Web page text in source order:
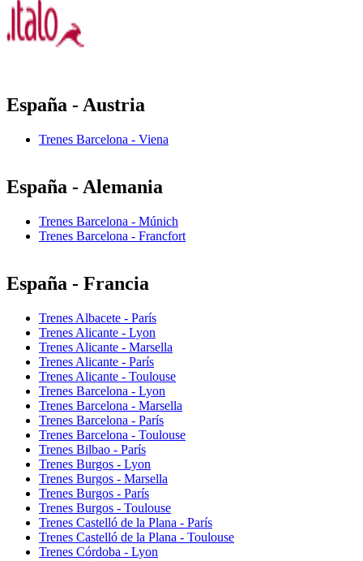
España - Austria
Trenes Barcelona - Viena
España - Alemania
Trenes Barcelona - Múnich
Trenes Barcelona - Francfort
España - Francia
Trenes Albacete - París
Trenes Alicante - Lyon
Trenes Alicante - Marsella
Trenes Alicante - París
Trenes Alicante - Toulouse
Trenes Barcelona - Lyon
Trenes Barcelona - Marsella
Trenes Barcelona - París
Trenes Barcelona - Toulouse
Trenes Bilbao - París
Trenes Burgos - Lyon
Trenes Burgos - Marsella
Trenes Burgos - París
Trenes Burgos - Toulouse
Trenes Castelló de la Plana - París
Trenes Castelló de la Plana - Toulouse
Trenes Córdoba - Lyon